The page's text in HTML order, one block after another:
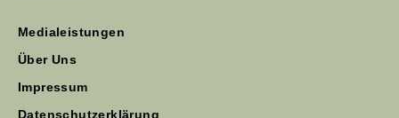
Medialeistungen
Über Uns
Impressum
Datenschutzerklärung